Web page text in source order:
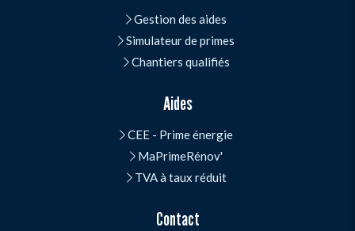
Gestion des aides
Simulateur de primes
Chantiers qualifiés
Aides
CEE - Prime énergie
MaPrimeRénov'
TVA à taux réduit
Contact